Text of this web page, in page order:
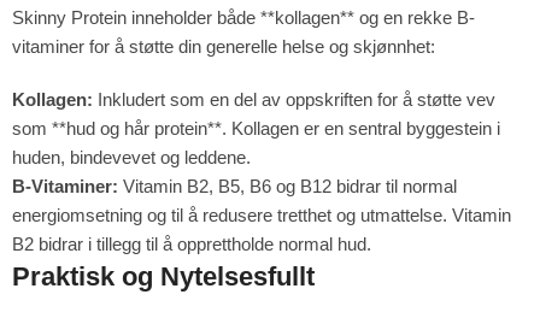
Skinny Protein inneholder både **kollagen** og en rekke B-
vitaminer for å støtte din generelle helse og skjønnhet:
Kollagen: Inkludert som en del av oppskriften for å støtte vev
som **hud og hår protein**. Kollagen er en sentral byggestein i
huden, bindevevet og leddene.
B-Vitaminer: Vitamin B2, B5, B6 og B12 bidrar til normal
energiomsetning og til å redusere tretthet og utmattelse. Vitamin
B2 bidrar i tillegg til å opprettholde normal hud.
Praktisk og Nytelsesfullt